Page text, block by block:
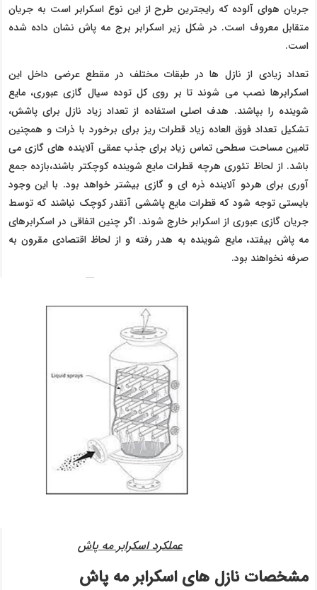
جریان هوای آلوده که رایجترین طرح از این نوع اسکرابر است به جریان
متقابل معروف است. در شکل زیر اسکرابر برج مه پاش نشان داده شده
است.
تعداد زیادی از نازل ها در طبقات مختلف در مقطع عرضی داخل این
اسکرابرها نصب می شوند تا بر روی کل توده سیال گازی عبوری، مایع
شوینده را بپاشند. هدف اصلی استفاده از تعداد زیاد نازل برای پاشش،
تشکیل تعداد فوق العاده زیاد قطرات ریز برای برخورد با ذرات و همچنین
تامین مساحت سطحی تماس زیاد برای جذب عمقی آلاینده های گازی می
باشد. از لحاظ تئوری هرچه قطرات مایع شوینده کوچکتر باشند،بازده جمع
آوری برای هردو آلاینده ذره ای و گازی بیشتر خواهد بود. با این وجود
بایستی توجه شود که قطرات مایع پاششی آنقدر کوچک نباشند که توسط
جریان گازی عبوری از اسکرابر خارج شوند. اگر چنین اتفاقی در اسکرابرهای
مه پاش بیفتد، مایع شوینده به هدر رفته و از لحاظ اقتصادی مقرون به
صرفه نخواهند بود.
عملکرد اسکرابر مه پاش
مشخصات نازل های اسکرابر مه پاش